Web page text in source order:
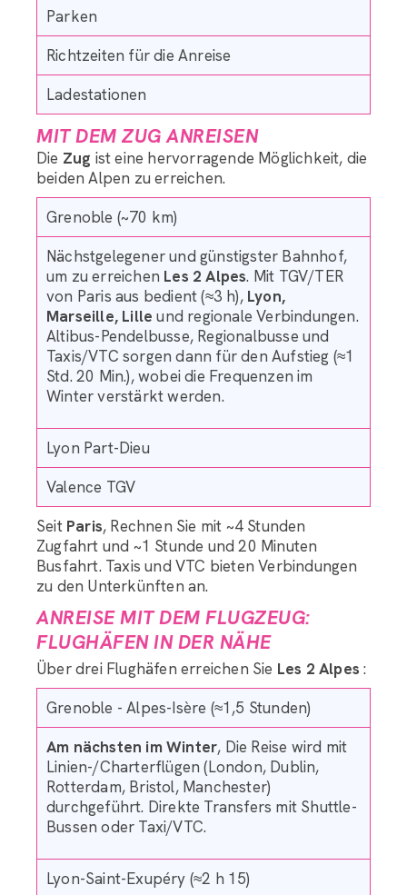
Parken
Richtzeiten für die Anreise
Ladestationen
MIT DEM ZUG ANREISEN
Die Zug ist eine hervorragende Möglichkeit, die
beiden Alpen zu erreichen.
Grenoble (~70 km)
Nächstgelegener und günstigster Bahnhof,
um zu erreichen Les 2 Alpes. Mit TGV/TER
von Paris aus bedient (≈3 h), Lyon,
Marseille, Lille und regionale Verbindungen.
Altibus-Pendelbusse, Regionalbusse und
Taxis/VTC sorgen dann für den Aufstieg (≈1
Std. 20 Min.), wobei die Frequenzen im
Winter verstärkt werden.
Lyon Part-Dieu
Valence TGV
Seit Paris, Rechnen Sie mit ~4 Stunden
Zugfahrt und ~1 Stunde und 20 Minuten
Busfahrt. Taxis und VTC bieten Verbindungen
zu den Unterkünften an.
ANREISE MIT DEM FLUGZEUG:
FLUGHÄFEN IN DER NÄHE
Über drei Flughäfen erreichen Sie Les 2 Alpes :
Grenoble - Alpes-Isère (≈1,5 Stunden)
Am nächsten im Winter, Die Reise wird mit
Linien-/Charterflügen (London, Dublin,
Rotterdam, Bristol, Manchester)
durchgeführt. Direkte Transfers mit Shuttle-
Bussen oder Taxi/VTC.
Lyon-Saint-Exupéry (≈2 h 15)